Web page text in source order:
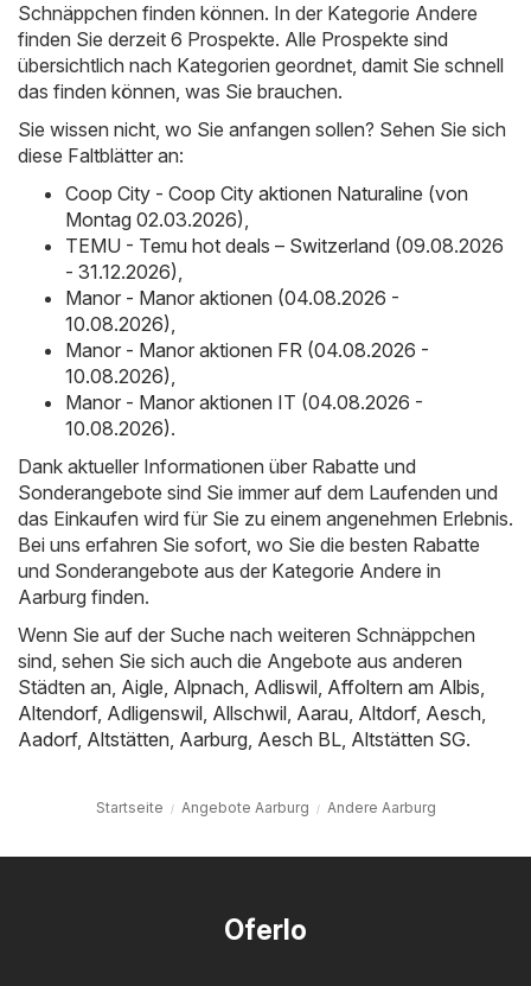
Schnäppchen finden können. In der Kategorie Andere
finden Sie derzeit 6 Prospekte. Alle Prospekte sind
übersichtlich nach Kategorien geordnet, damit Sie schnell
das finden können, was Sie brauchen.
Sie wissen nicht, wo Sie anfangen sollen? Sehen Sie sich
diese Faltblätter an:
Coop City - Coop City aktionen Naturaline (von
Montag 02.03.2026),
TEMU - Temu hot deals – Switzerland (09.08.2026
- 31.12.2026),
Manor - Manor aktionen (04.08.2026 -
10.08.2026),
Manor - Manor aktionen FR (04.08.2026 -
10.08.2026),
Manor - Manor aktionen IT (04.08.2026 -
10.08.2026).
Dank aktueller Informationen über Rabatte und
Sonderangebote sind Sie immer auf dem Laufenden und
das Einkaufen wird für Sie zu einem angenehmen Erlebnis.
Bei uns erfahren Sie sofort, wo Sie die besten Rabatte
und Sonderangebote aus der Kategorie Andere in
Aarburg finden.
Wenn Sie auf der Suche nach weiteren Schnäppchen
sind, sehen Sie sich auch die Angebote aus anderen
Städten an, Aigle, Alpnach, Adliswil, Affoltern am Albis,
Altendorf, Adligenswil, Allschwil, Aarau, Altdorf, Aesch,
Aadorf, Altstätten, Aarburg, Aesch BL, Altstätten SG.
Startseite Angebote Aarburg Andere Aarburg
Oferlo